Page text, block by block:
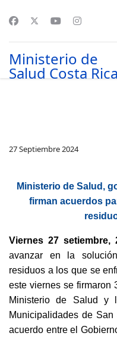
Ministerio de
Salud Costa Rica
27 Septiembre 2024
Ministerio de Salud,
firman acuerdos
Viernes 27 setiembre,
avanzar en la
residuos a los que se
este viernes se firmaron
Ministerio de Salud y
Municipalidades de
acuerdo entre el